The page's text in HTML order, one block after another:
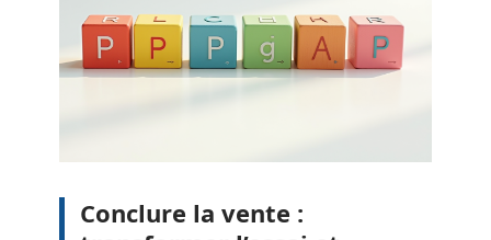
Conclure la vente :